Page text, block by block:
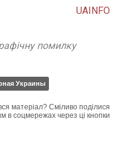
UAINFO
помилку
Украины
матеріал? Сміливо поділися
в соцмережах через ці кнопки